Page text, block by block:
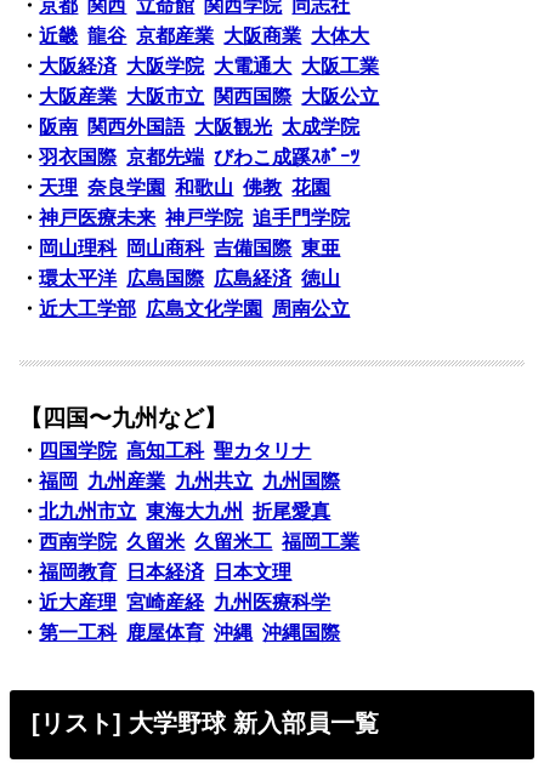
・ 京都 関西 立命館 関西学院
同志社
・近畿 龍谷 京都産業 大阪商業 大体大
・ 大阪経済 大阪学院 大電通大 大阪工業
・ 大阪産業 大阪市立 関西国際 大阪公立
・ 阪南 関西外国語 大阪観光 太成学院
・羽衣国際 京都先端 びわこ成蹊ｽﾎﾟｰﾂ
・ 天理 奈良学園 和歌山 佛教 花園
・神戸医療未来 神戸学院 追手門学院
・ 岡山理科 岡山商科 吉備国際 東亜
・環太平洋 広島国際 広島経済 徳山
・近大工学部 広島文化学園 周南公立
【四国〜九州など】
・ 四国学院 高知工科 聖カタリナ
・福岡 九州産業 九州共立 九州国際
・北九州市立 東海大九州
折尾愛真
・西南学院 久留米 久留米工 福岡工業
・福岡教育 日本経済
日本文理
・近大産理 宮崎産経 九州医療科学
・第一工科 鹿屋体育 沖縄 沖縄国際
[リスト] 大学野球 新入部員一覧